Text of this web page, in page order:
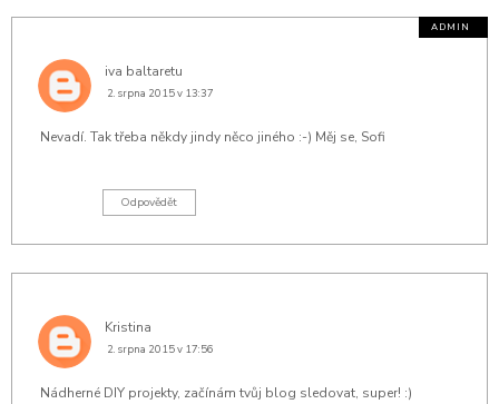
iva baltaretu
2. srpna 2015 v 13:37
Nevadí. Tak třeba někdy jindy něco jiného :-) Měj se, Sofi
Odpovědět
Kristina
2. srpna 2015 v 17:56
Nádherné DIY projekty, začínám tvůj blog sledovat, super! :)